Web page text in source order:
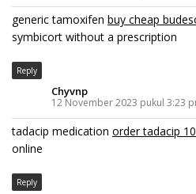
generic tamoxifen buy cheap
symbicort without a prescription
Reply
Chyvnp
12 November 2023 pukul 3:23
tadacip medication order tadacip
online
Reply